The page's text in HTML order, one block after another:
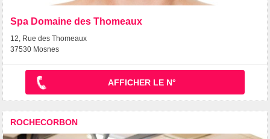
Spa Domaine des Thomeaux
12, Rue des Thomeaux
37530 Mosnes
AFFICHER LE N°
ROCHECORBON